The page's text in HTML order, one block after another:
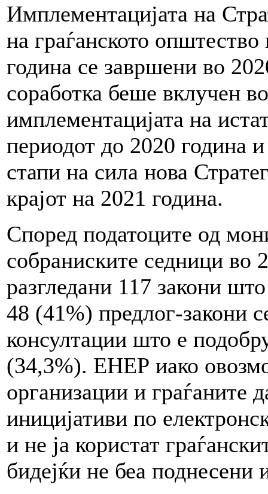
Имплементацијата на
на граѓанското
година се завршени во
соработка беше вклучен
имплементацијата на
периодот до 2020 година
стапи на сила нова
крајот на 2021 година.
Според податоците од
собраниските седници во
разгледани 117 закони
48 (41%) предлог-закони
консултации што е
(34,3%). ЕНЕР иако
организации и граѓаните
иницијативи по
и не ја користат
бидејќи не беа